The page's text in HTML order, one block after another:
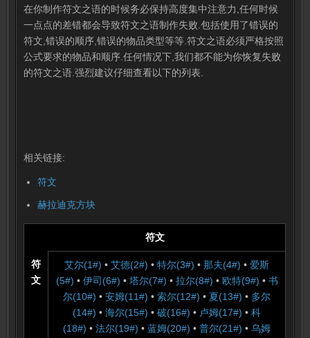
在你制作符文之语的时候务必保持高度集中注意力,任何时候
一点点的差错都会导致符文之语制作失败.包括使用了错误的
符文,错误的顺序,错误的物品类型等等.符文之语必须严格按照
公式要求的物品和顺序.任何情况下,我们都不能为你恢复失败
的符文之语.强烈建议仔细查看以下的列表.
相关链接:
符文
赫拉迪克方块
符文
符
文
艾尔(1#) •艾德(2#) •特尔(3#) •那夫(4#) •爱斯
(5#) • 伊司(6#) • 塔尔(7#) • 拉尔(8#) • 欧特(9#) • 书
尔(10#) •安姆(11#) •索尔(12#) • 夏(13#) • 多尔
(14#) •海尔(15#) •破(16#) • 卢姆(17#) •科
(18#) •法尔(19#) •蓝姆(20#) •普尔(21#) •乌姆